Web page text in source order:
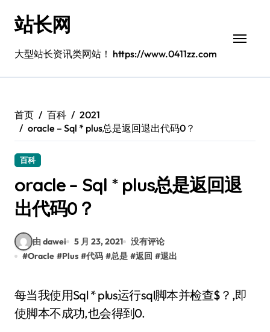
站长网
大型站长资讯类网站！ https://www.0411zz.com
首页 百科
2021
oracle – Sql * plus总是返回退出代码0？
百科
oracle – Sql * plus总是返回退
出代码0？
由 dawei 5 月 23, 2021
没有评论
#Oracle #Plus #代码 #总是 #返回 #退出
每当我使用Sql * plus运行sql脚本并检查$？,即
使脚本不成功,也会得到0.